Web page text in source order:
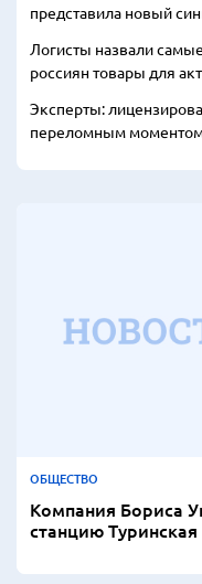
представила новый
Логисты назвали
россиян товары для
Эксперты:
переломным моментом
ОБЩЕСТВО
Компания Бориса
станцию Туринская